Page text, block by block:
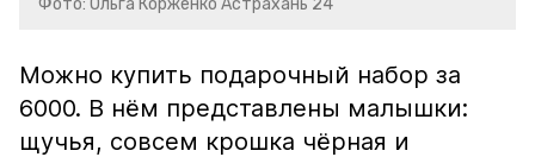
Фото: Ольга Корженко Астрахань 24
Можно купить подарочный набор за
6000. В нём представлены малышки:
щучья, совсем крошка чёрная и